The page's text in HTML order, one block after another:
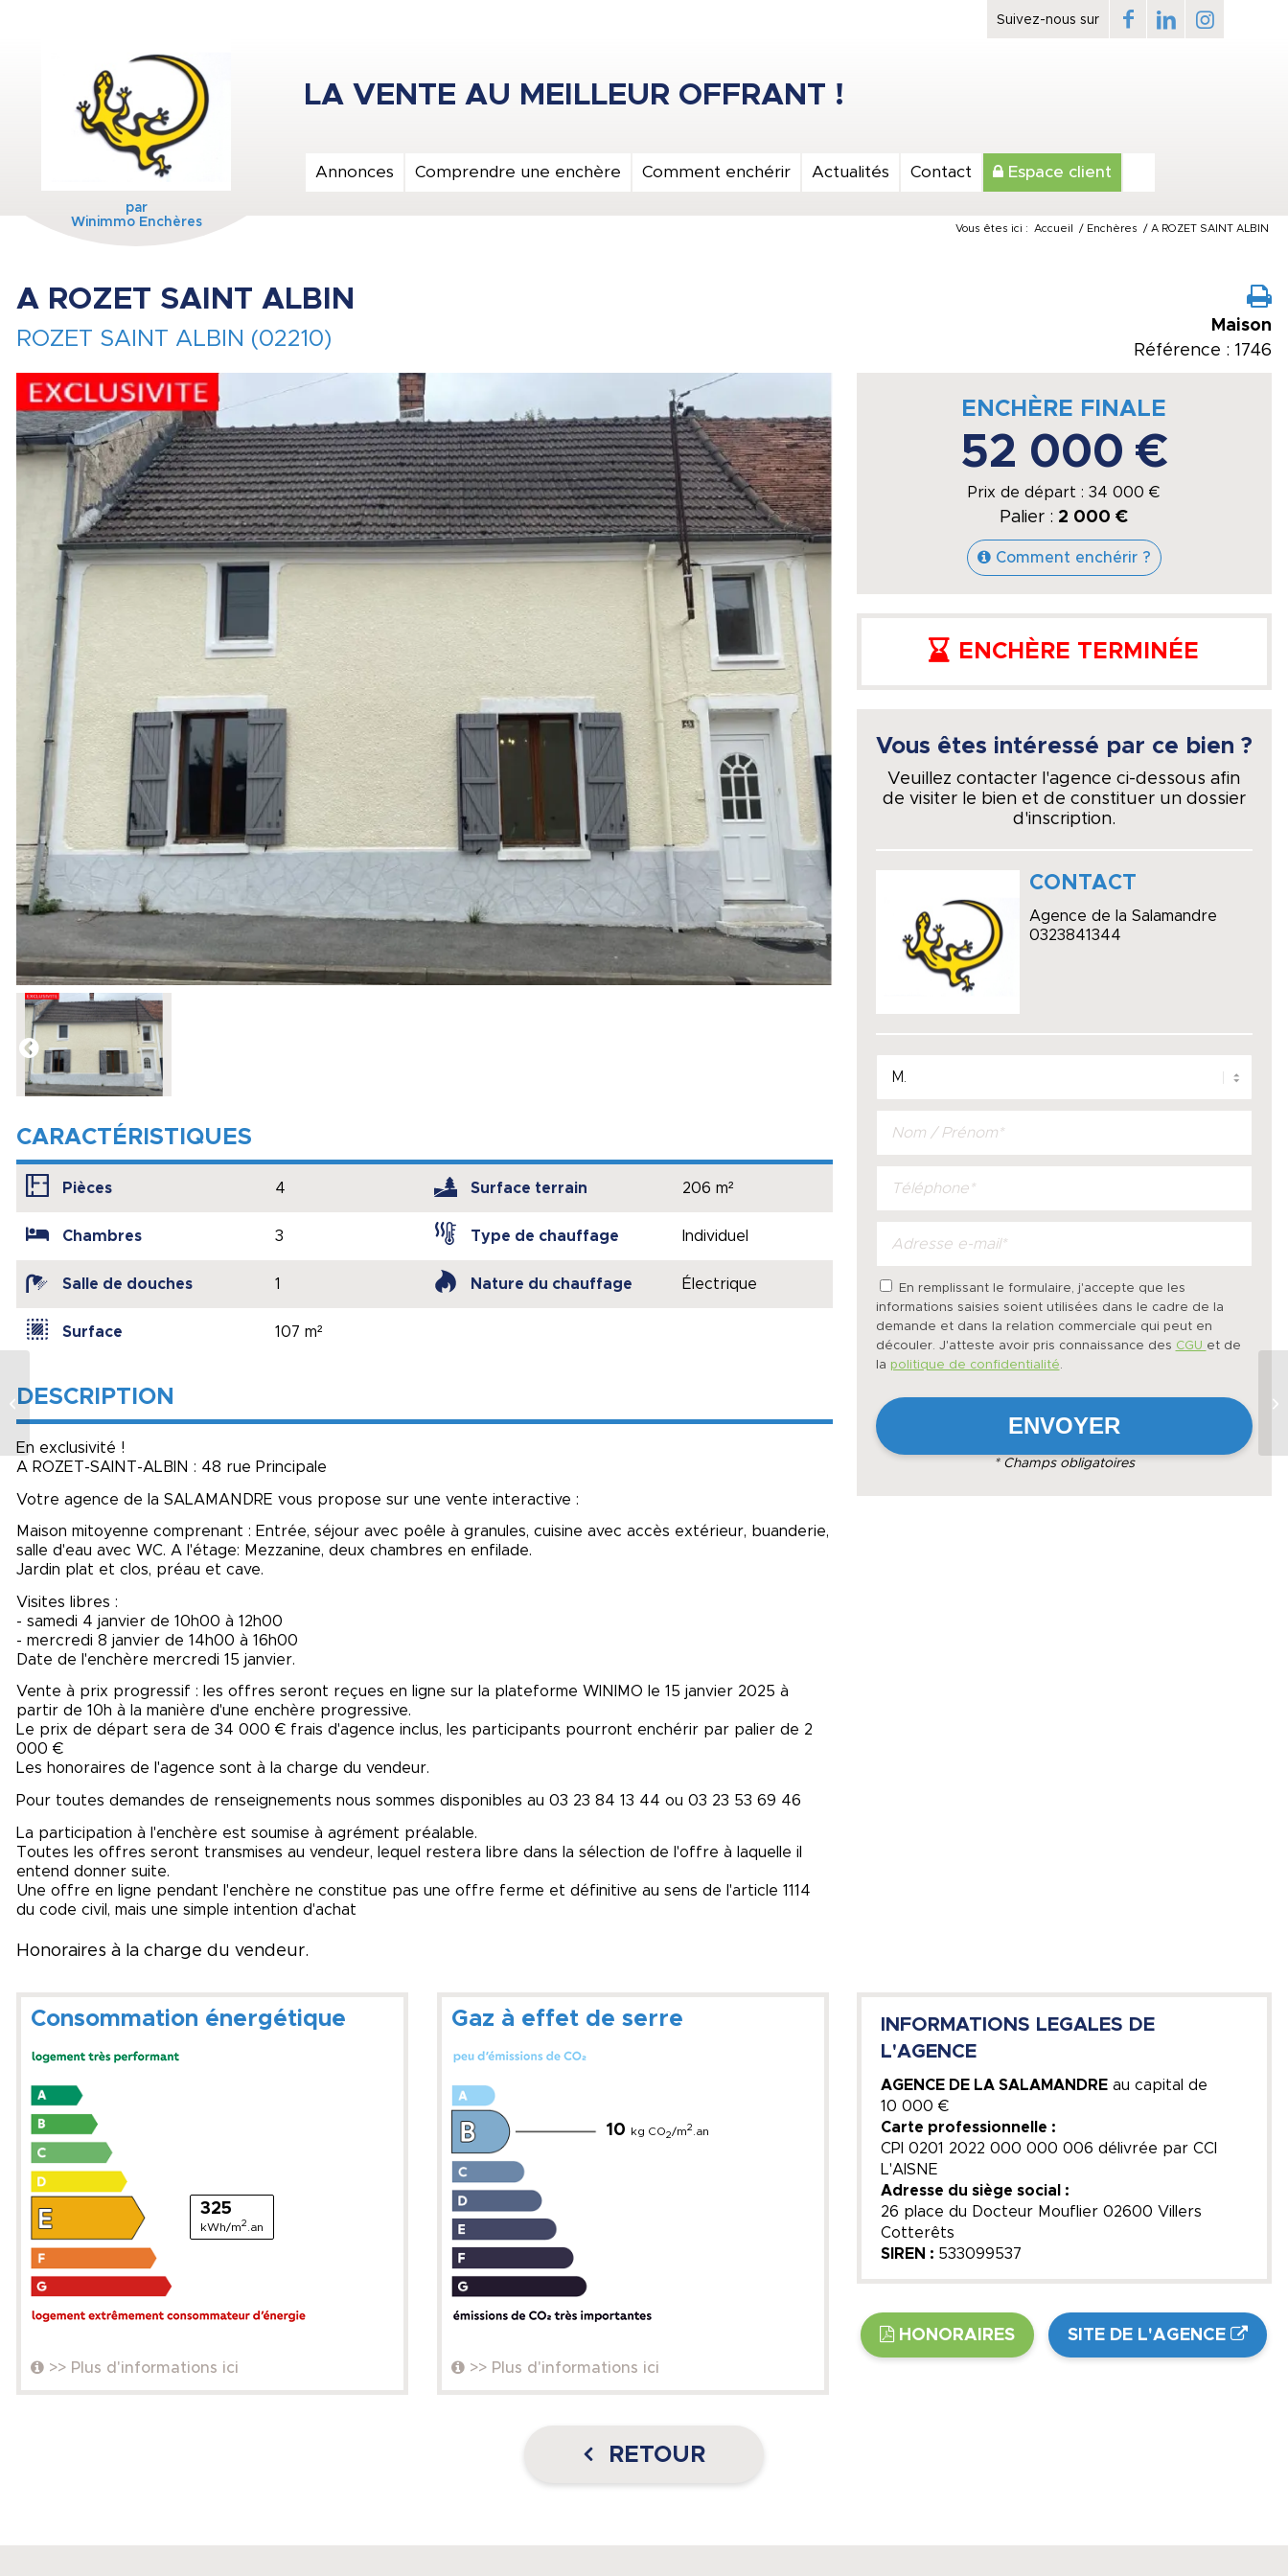
par
Winimmo Enchères
Annonces Comprendre une enchère Comment enchérir Actualités Contact Espace client
Vous êtes ici : Accueil / Enchères / A ROZET SAINT ALBIN
A ROZET SAINT ALBIN
ROZET SAINT ALBIN (02210)
Maison
Référence : 1746
CARACTÉRISTIQUES
Pièces 4
Chambres 3
Salle de douches 1
Surface 107 m²
Surface terrain 206 m²
Type de chauffage Individuel
Nature du chauffage Électrique
DESCRIPTION
En exclusivité !
A ROZET-SAINT-ALBIN : 48 rue Principale
Votre agence de la SALAMANDRE vous propose sur une vente interactive :
Maison mitoyenne comprenant : Entrée, séjour avec poêle à granules, cuisine avec accès extérieur, buanderie,
salle d'eau avec WC. A l'étage: Mezzanine, deux chambres en enfilade.
Jardin plat et clos, préau et cave.
Visites libres :
- samedi 4 janvier de 10h00 à 12h00
- mercredi 8 janvier de 14h00 à 16h00
Date de l'enchère mercredi 15 janvier.
Vente à prix progressif : les offres seront reçues en ligne sur la plateforme WINIMO le 15 janvier 2025 à
partir de 10h à la manière d'une enchère progressive.
Le prix de départ sera de 34 000 € frais d'agence inclus, les participants pourront enchérir par palier de 2
000 €
Les honoraires de l'agence sont à la charge du vendeur.
Pour toutes demandes de renseignements nous sommes disponibles au 03 23 84 13 44 ou 03 23 53 69 46
La participation à l'enchère est soumise à agrément préalable.
Toutes les offres seront transmises au vendeur, lequel restera libre dans la sélection de l'offre à laquelle il
entend donner suite.
Une offre en ligne pendant l'enchère ne constitue pas une offre ferme et définitive au sens de l'article 1114
du code civil, mais une simple intention d'achat
Honoraires à la charge du vendeur.
ENCHÈRE FINALE
52 000 €
Prix de départ :34 000 €
Palier : 2 000 €
Comment enchérir ?
ENCHÈRE TERMINÉE
Vous êtes intéressé par ce bien ?
Veuillez contacter l'agence ci-dessous afin
de visiter le bien et de constituer un dossier
d'inscription.
CONTACT
Agence de la Salamandre
0323841344
En remplissant le formulaire, j'accepte que les
informations saisies soient utilisées dans le cadre de la
demande et dans la relation commerciale qui peut en
découler. J'atteste avoir pris connaissance des CGU et de
la politique de confidentialité.
* Champs obligatoires
Consommation énergétique
325
kWh/m2 .an
>> Plus d'informations ici
Gaz à effet de serre
10 kg CO2/m2 .an
>> Plus d'informations ici
INFORMATIONS LEGALES DE
L'AGENCE
AGENCE DE LA SALAMANDREau capital de
10 000 €
Carte professionnelle :
CPI 0201 2022 000 000 006 délivrée par CCI
L'AISNE
Adresse du siège social :
26 place du Docteur Mouflier 02600 Villers
Cotterêts
SIREN : 533099537
HONORAIRES SITE DE L'AGENCE
RETOUR
Maison en pierre à